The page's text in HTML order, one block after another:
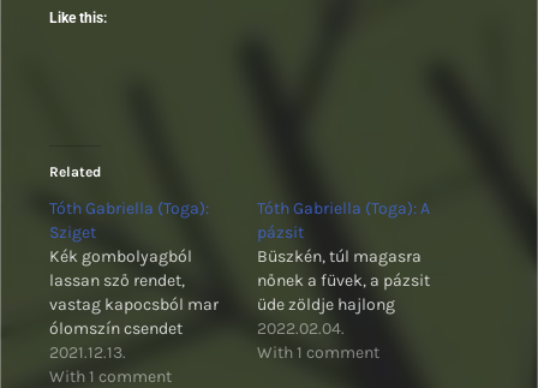
Like this:
Related
Tóth Gabriella (Toga):
Sziget
Kék gombolyagból
lassan sző rendet,
vastag kapocsból mar
ólomszín csendet
2021.12.13.
With 1 comment
Tóth Gabriella (Toga): A
pázsit
Büszkén, túl magasra
nőnek a füvek, a pázsit
üde zöldje hajlong
2022.02.04.
With 1 comment